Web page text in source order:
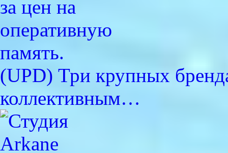
(UPD) Три крупных
коллективным…